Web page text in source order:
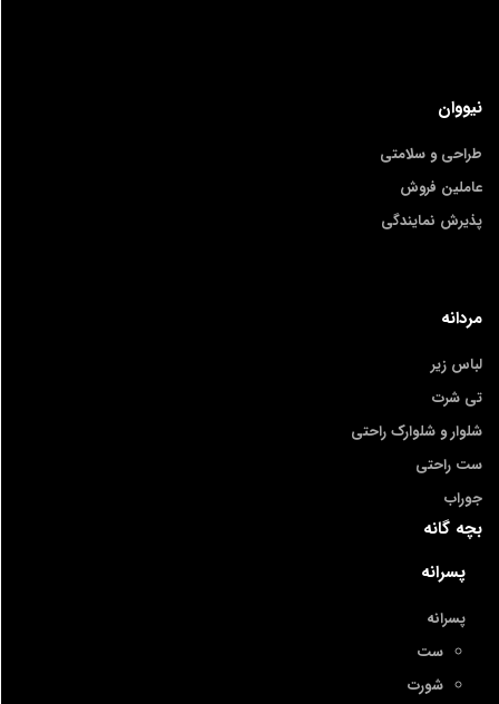
نیووان
طراحی و سلامتی
عاملین فروش
پذیرش نمایندگی
مردانه
لباس زیر
تی شرت
شلوار و شلوارک راحتی
ست راحتی
جوراب
بچه گانه
پسرانه
پسرانه
ست
شورت